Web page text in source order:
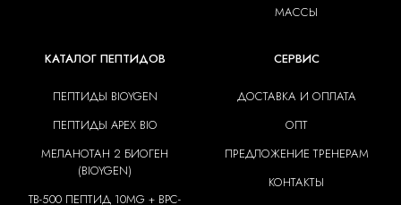
МАССЫ
КАТАЛОГ ПЕПТИДОВ
ПЕПТИДЫ BIOYGEN
ПЕПТИДЫ APEX BIO
МЕЛАНОТАН 2 БИОГЕН
(BIOYGEN)
TB-500 ПЕПТИД 10MG + BPC-
СЕРВИС
ДОСТАВКА И ОПЛАТА
ОПТ
ПРЕДЛОЖЕНИЕ ТРЕНЕРАМ
КОНТАКТЫ